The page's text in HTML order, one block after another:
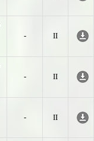
-
II
-
II
-
II